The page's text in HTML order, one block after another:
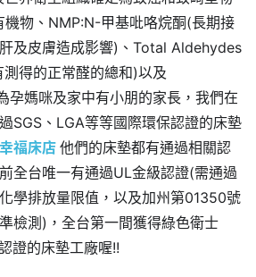
機物、NMP:N-甲基吡咯烷酮(長期接
及皮膚造成影響)、Total Aldehydes
得的正常醛的總和)以及
孕媽咪及家中有小朋的家長，我們在
SGS、LGA等等國際環保認證的床墊
福床店 他們的床墊都有通過相關認
全台唯一有通過UL金級認證(需通過
學排放量限值，以及加州第01350號
檢測)，全台第一間獲得綠色衛士
證的床墊工廠喔!!